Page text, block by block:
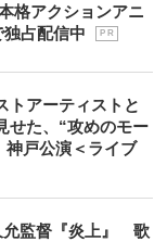
格アクションアニ
占配信中
P R
トアーティストと
せた、“攻めのモー
神戸公演＜ライブ
允監督『炎上』 歌